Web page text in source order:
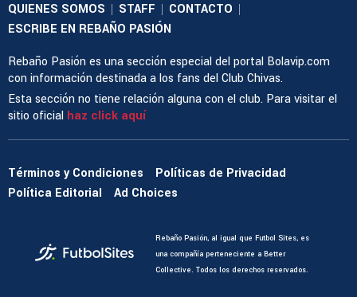
QUIENES SOMOS | STAFF | CONTACTO |
ESCRIBE EN REBAÑO PASIÓN
Rebaño Pasión es una sección especial del portal Bolavip.com
con información destinada a los fans del Club Chivas.
Esta sección no tiene relación alguna con el club. Para visitar el
sitio oficial haz click aquí
Términos y Condiciones
Políticas de Privacidad
Política Editorial
Ad Choices
Rebaño Pasión, al igual que Futbol Sites, es
una compañía perteneciente a Better
Collective. Todos los derechos reservados.